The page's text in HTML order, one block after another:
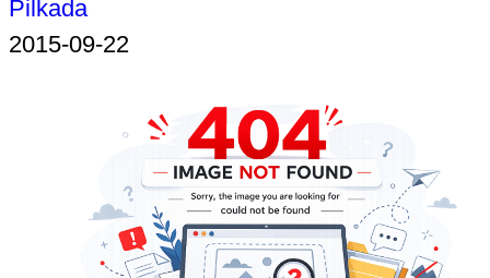
Pilkada
2015-09-22